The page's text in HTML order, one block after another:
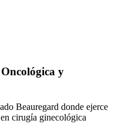
y
Beauregard donde ejerce
cirugía ginecológica